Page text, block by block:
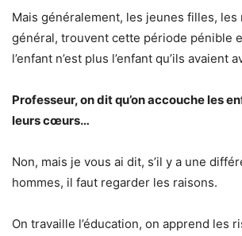
Mais généralement, les jeunes filles, les
général, trouvent cette période pénible
l’enfant n’est plus l’enfant qu’ils avaient
Professeur, on dit qu’on accouche les
leurs cœurs…
Non, mais je vous ai dit, s’il y a une
hommes, il faut regarder les raisons.
On travaille l’éducation, on apprend les